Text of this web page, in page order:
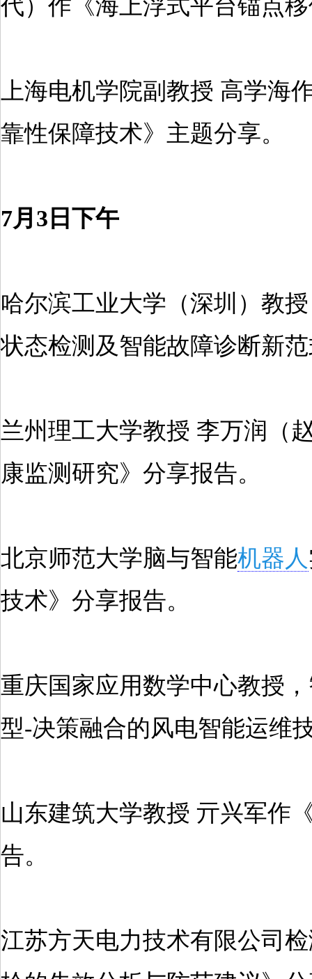
代）作《海上浮式平台锚点
上海电机学院副教授 高学海
靠性保障技术》主题分享。
7月3日下午
哈尔滨工业大学（深圳）教
状态检测及智能故障诊断新
兰州理工大学教授 李万润（
康监测研究》分享报告。
北京师范大学脑与智能机器人
技术》分享报告。
重庆国家应用数学中心教授
型-决策融合的风电智能运维
山东建筑大学教授 亓兴军作
告。
江苏方天电力技术有限公司